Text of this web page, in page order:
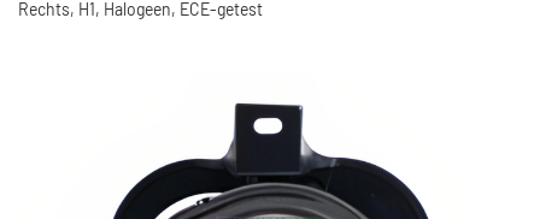
Rechts, H1, Halogeen, ECE-getest